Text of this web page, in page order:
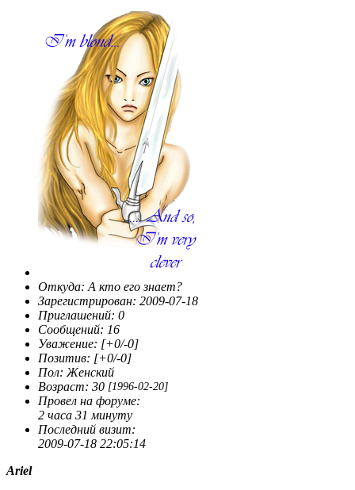
Откуда: А кто его знает?
Зарегистрирован: 2009-07-18
Приглашений: 0
Сообщений: 16
Уважение: [+0/-0]
Позитив: [+0/-0]
Пол: Женский
Возраст: 30 [1996-02-20]
Провел на форуме:
2 часа 31 минуту
Последний визит:
2009-07-18 22:05:14
Ariel